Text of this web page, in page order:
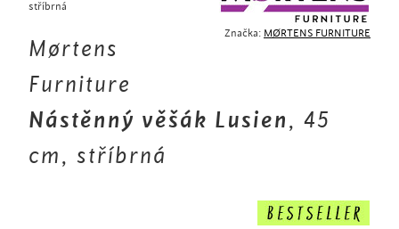
Značka: MØRTENS FURNITURE
stříbrná
Mørtens
Furniture
Nástěnný věšák Lusien, 45
cm, stříbrná